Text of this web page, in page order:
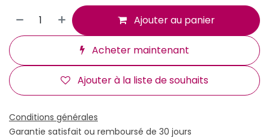
Ajouter au panier
Acheter maintenant
Ajouter à la liste de souhaits
Conditions générales
Garantie satisfait ou remboursé de 30 jours